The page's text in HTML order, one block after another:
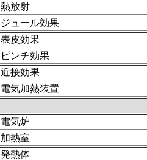
熱放射
ジュール効果
表皮効果
ピンチ効果
近接効果
電気加熱装置
電気炉
加熱室
発熱体